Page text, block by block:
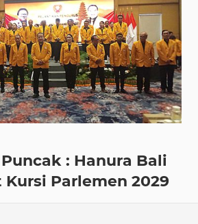
: Hanura Bali
Parlemen 2029